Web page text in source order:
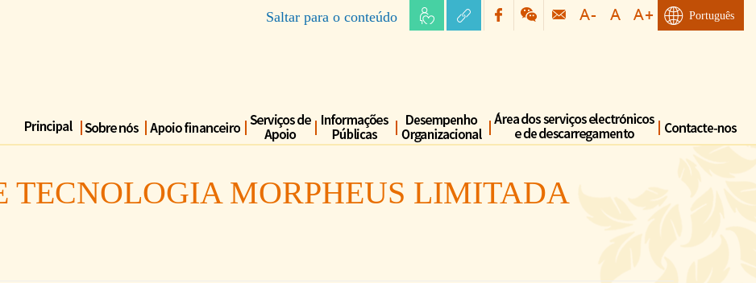
Saltar para o conteúdo Português
TECNOLOGIA MORPHEUS LIMITADA